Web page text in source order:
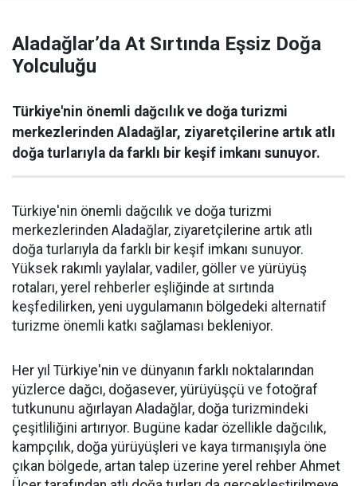
Aladağlar’da At Sırtında Eşsiz Doğa
Yolculuğu
Türkiye'nin önemli dağcılık ve doğa turizmi
merkezlerinden Aladağlar, ziyaretçilerine artık atlı
doğa turlarıyla da farklı bir keşif imkanı sunuyor.
Türkiye'nin önemli dağcılık ve doğa turizmi
merkezlerinden Aladağlar, ziyaretçilerine artık atlı
doğa turlarıyla da farklı bir keşif imkanı sunuyor.
Yüksek rakımlı yaylalar, vadiler, göller ve yürüyüş
rotaları, yerel rehberler eşliğinde at sırtında
keşfedilirken, yeni uygulamanın bölgedeki alternatif
turizme önemli katkı sağlaması bekleniyor.
Her yıl Türkiye'nin ve dünyanın farklı noktalarından
yüzlerce dağcı, doğasever, yürüyüşçü ve fotoğraf
tutkununu ağırlayan Aladağlar, doğa turizmindeki
çeşitliliğini artırıyor. Bugüne kadar özellikle dağcılık,
kampçılık, doğa yürüyüşleri ve kaya tırmanışıyla öne
çıkan bölgede, artan talep üzerine yerel rehber Ahmet